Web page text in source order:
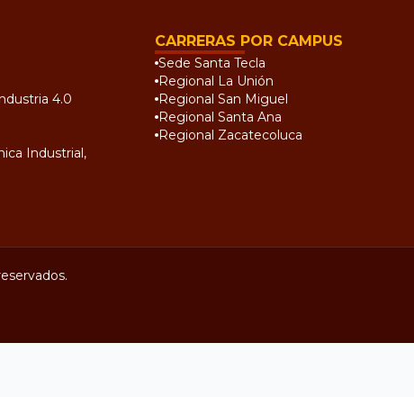
4.0
Industrial,
CARRERAS POR CAMPUS
Sede Santa Tecla
Regional La Unión
Regional San Miguel
Regional Santa Ana
Regional Zacatecoluca